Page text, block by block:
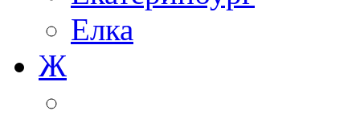
Елка
Ж